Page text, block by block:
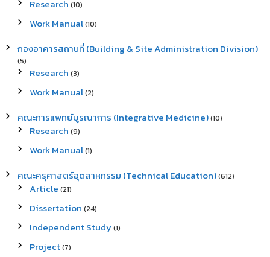
Research (10)
Work Manual(10)
กองอาคารสถานที่ (Building & Site Administration Division)
(5)
Research (3)
Work Manual(2)
คณะการแพทย์บูรณาการ (Integrative Medicine)(10)
Research (9)
Work Manual(1)
คณะครุศาสตร์อุตสาหกรรม (Technical Education)(612)
Article (21)
Dissertation (24)
Independent Study(1)
Project(7)